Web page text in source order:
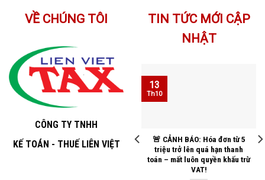
VỀ CHÚNG TÔI
CÔNG TY TNHH
KẾ TOÁN - THUẾ LIÊN VIỆT
TIN TỨC MỚI CẬP
NHẬT
🚨 CẢNH BÁO: Hóa đơn từ 5
triệu trở lên quá hạn thanh
toán – mất luôn quyền khấu trừ
VAT!
13
Th10
⚠️ Sai Lầm Chí Mạng Khi
Quyết Toán Thuế
22
Th8